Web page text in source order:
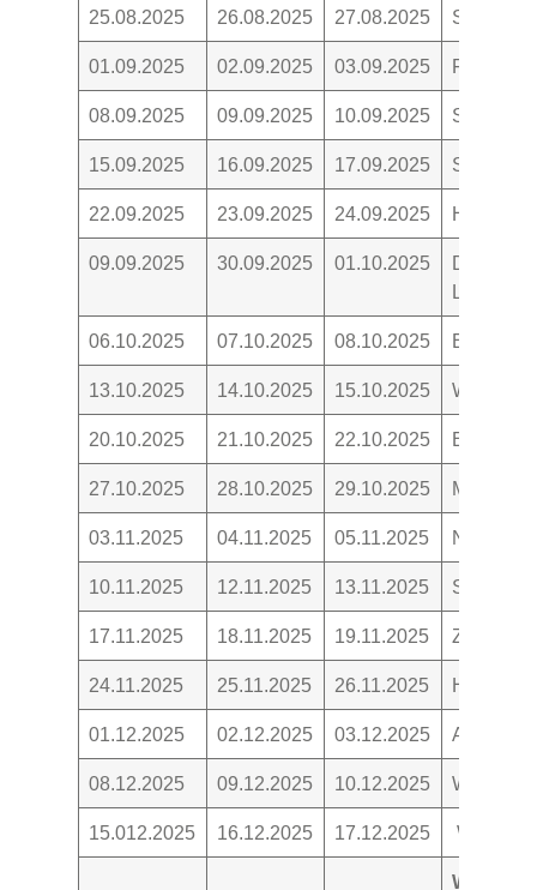
25.08.2025 26.08.2025 27.08.2025 Spielzeit
01.09.2025 02.09.2025 03.09.2025 Farben
08.09.2025 09.09.2025 10.09.2025
15.09.2025 16.09.2025 17.09.2025 Schule
22.09.2025 23.09.2025 24.09.2025
09.09.2025 30.09.2025 01.10.2025
Das
Lust
06.10.2025 07.10.2025 08.10.2025
13.10.2025 14.10.2025 15.10.2025 Wald
20.10.2025 21.10.2025 22.10.2025
27.10.2025 28.10.2025 29.10.2025 Mode
03.11.2025 04.11.2025 05.11.2025 Namen
10.11.2025 12.11.2025 13.11.2025 St. Martin
17.11.2025 18.11.2025 19.11.2025 Zahlen
24.11.2025 25.11.2025 26.11.2025 Hüte
01.12.2025 02.12.2025 03.12.2025 Advent
08.12.2025 09.12.2025 10.12.2025
15.012.2025 16.12.2025 17.12.2025